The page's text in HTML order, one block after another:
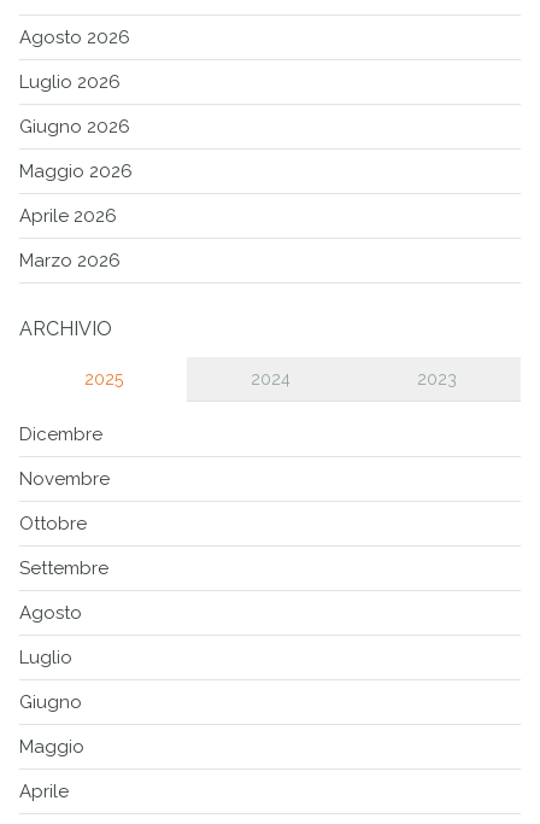
Agosto 2026
Luglio 2026
Giugno 2026
Maggio 2026
Aprile 2026
Marzo 2026
ARCHIVIO
2025 2024 2023
Dicembre
Novembre
Ottobre
Settembre
Agosto
Luglio
Giugno
Maggio
Aprile